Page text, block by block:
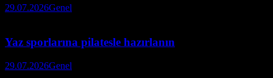
29.07.2026Genel
Yaz sporlarına pilatesle hazırlanın
29.07.2026Genel